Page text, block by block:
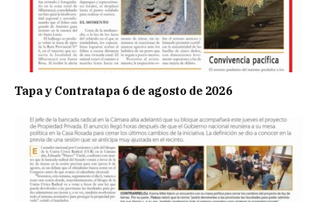
Tapa y Contratapa 6 de agosto de 2026